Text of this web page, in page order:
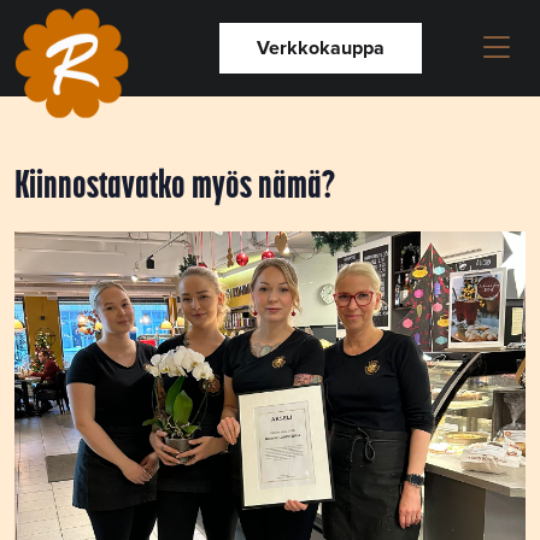
Verkkokauppa
Kiinnostavatko myös nämä?